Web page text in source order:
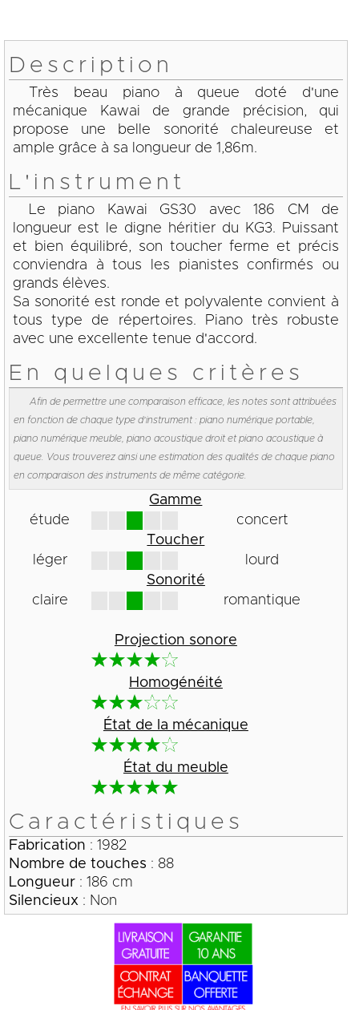
Description
Très beau piano à queue doté d'une
mécanique Kawai de grande précision, qui
propose une belle sonorité chaleureuse et
ample grâce à sa longueur de 1,86m.
L'instrument
Le piano Kawai GS30 avec 186 CM de
longueur est le digne héritier du KG3. Puissant
et bien équilibré, son toucher ferme et précis
conviendra à tous les pianistes confirmés ou
grands élèves.
Sa sonorité est ronde et polyvalente convient à
tous type de répertoires. Piano très robuste
avec une excellente tenue d'accord.
En quelques critères
Afin de permettre une comparaison efficace, les notes sont attribuées
en fonction de chaque type d'instrument : piano numérique portable,
piano numérique meuble, piano acoustique droit et piano acoustique à
queue. Vous trouverez ainsi une estimation des qualités de chaque piano
en comparaison des instruments de même catégorie.
Gamme
étude
concert
Toucher
léger
lourd
Sonorité
claire
romantique
Projection sonore
Homogénéité
État de la mécanique
État du meuble
Caractéristiques
Fabrication : 1982
Nombre de touches : 88
Longueur: 186 cm
Silencieux : Non